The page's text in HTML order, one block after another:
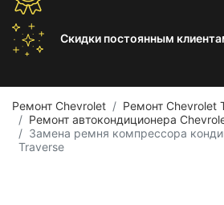
Скидки постоянным
Ремонт Chevrolet
Ремонт Chevrolet
Ремонт автокондиционера
Замена ремня компрессора
Traverse